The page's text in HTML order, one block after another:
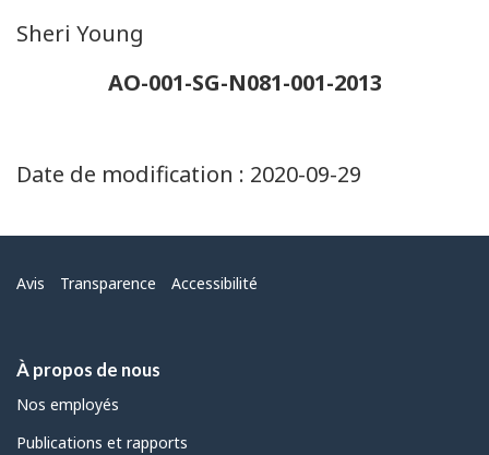
Sheri Young
AO-001-SG-N081-001-2013
Date de modification : 2020-09-29
Menu
Avis Transparence Accessibilité
À propos de nous
Nos employés
Publications et rapports